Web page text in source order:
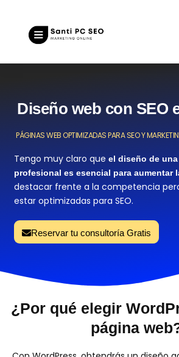
Diseño web con SEO
PÁGINAS WEB OPTIMIZADAS PARA SEO Y
Tengo muy claro que el diseño de
profesional es esencial para aumentar
destacar frente a la competencia
estar optimizadas para SEO.
Reservar tu consultoría Gratis
¿Por qué elegir
página